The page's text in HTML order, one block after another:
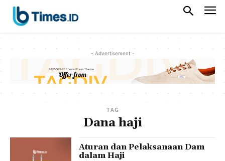
- Advertisement -
TAG
Dana haji
Aturan dan Pelaksanaan Dam
dalam Haji